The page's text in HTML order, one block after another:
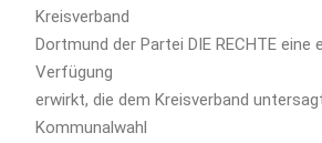
Kreisverband
Dortmund der Partei DIE RECHTE eine
Verfügung
erwirkt, die dem Kreisverband
Kommunalwahl